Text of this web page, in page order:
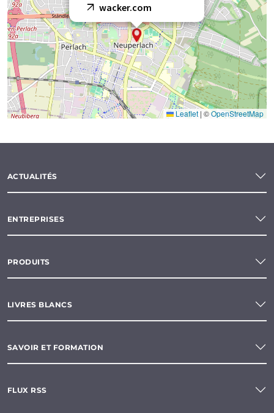
wacker.com
Leaflet | ©OpenStreetMap
ACTUALITÉS
ENTREPRISES
PRODUITS
LIVRES BLANCS
SAVOIR ET FORMATION
FLUX RSS